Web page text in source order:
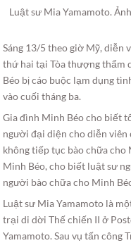
Luật sư Mia Yamamoto.
Sáng 13/5 theo giờ Mỹ, diễn
thứ hai tại Tòa thượng thẩm
Béo bị cáo buộc lạm dụng
vào cuối tháng ba.
Gia đình Minh Béo cho biết
người đại diện cho diễn viên
không tiếp tục bào chữa cho
Minh Béo, cho biết luật sư
người bào chữa cho Minh
Luật sư Mia Yamamoto là
trại di dời Thế chiến II ở
Yamamoto. Sau vụ tấn công